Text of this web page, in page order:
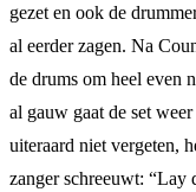
gezet en ook de
al eerder zagen. Na
de drums om heel even
al gauw gaat de set
uiteraard niet vergeten,
zanger schreeuwt: “Lay